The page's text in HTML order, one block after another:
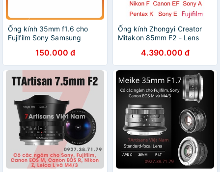
Ống kính 35mm f1.6 cho
Fujifilm Sony Samsung
Canon EOSM Nikon1 + phụ
kiện đi kèm
150.000 đ
Ống kính Zhongyi Creator
Mitakon 85mm F2 - Lens
Sony A, Sony E, Canon EF,
Nikon F, Pentax K
4.390.000 đ